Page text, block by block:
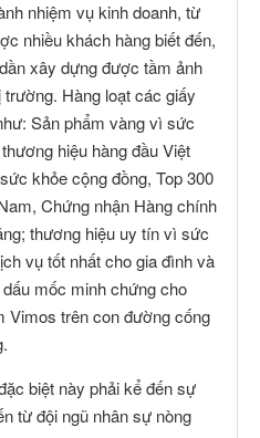
nhiệm vụ kinh doanh, từ
nhiều khách hàng biết đến,
xây dựng được tầm ảnh
Hàng loạt các giấy
Sản phẩm vàng vì sức
hiệu hàng đầu Việt
khỏe cộng đồng, Top 300
Chứng nhận Hàng chính
thương hiệu uy tín vì sức
vụ tốt nhất cho gia đình và
mốc minh chứng cho
Vimos trên con đường cống
biệt này phải kể đến sự
từ đội ngũ nhân sự nòng